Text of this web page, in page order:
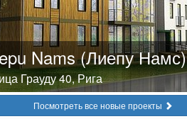
Nams (Лиепу Намс)
Грауду 40, Рига
Посмотреть все новые проекты